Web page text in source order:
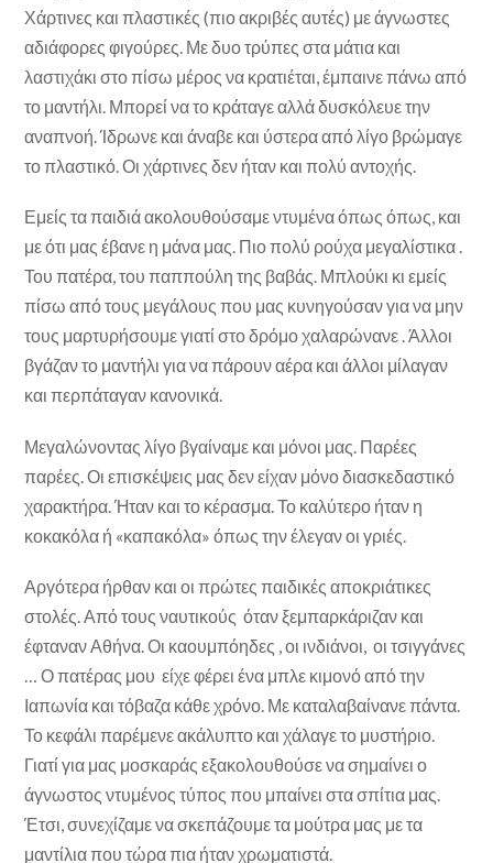
Χάρτινες και πλαστικές (πιο ακριβές αυτές) με άγνωστες
αδιάφορες φιγούρες. Με δυο τρύπες στα μάτια και
λαστιχάκι στο πίσω μέρος να κρατιέται, έμπαινε πάνω από
το μαντήλι. Μπορεί να το κράταγε αλλά δυσκόλευε την
αναπνοή. Ίδρωνε και άναβε και ύστερα από λίγο βρώμαγε
το πλαστικό. Οι χάρτινες δεν ήταν και πολύ αντοχής.
Εμείς τα παιδιά ακολουθούσαμε ντυμένα όπως όπως, και
με ότι μας έβανε η μάνα μας. Πιο πολύ ρούχα μεγαλίστικα .
Του πατέρα, του παππούλη της βαβάς. Μπλούκι κι εμείς
πίσω από τους μεγάλους που μας κυνηγούσαν για να μην
τους μαρτυρήσουμε γιατί στο δρόμο χαλαρώνανε . Άλλοι
βγάζαν το μαντήλι για να πάρουν αέρα και άλλοι μίλαγαν
και περπάταγαν κανονικά.
Μεγαλώνοντας λίγο βγαίναμε και μόνοι μας. Παρέες
παρέες. Οι επισκέψεις μας δεν είχαν μόνο διασκεδαστικό
χαρακτήρα. Ήταν και το κέρασμα. Το καλύτερο ήταν η
κοκακόλα ή «καπακόλα» όπως την έλεγαν οι γριές.
Αργότερα ήρθαν και οι πρώτες παιδικές αποκριάτικες
στολές. Από τους ναυτικούς όταν ξεμπαρκάριζαν και
έφταναν Αθήνα. Οι καουμπόηδες , οι ινδιάνοι, οι τσιγγάνες
… Ο πατέρας μου είχε φέρει ένα μπλε κιμονό από την
Ιαπωνία και τόβαζα κάθε χρόνο. Με καταλαβαίνανε πάντα.
Το κεφάλι παρέμενε ακάλυπτο και χάλαγε το μυστήριο.
Γιατί για μας μοσκαράς εξακολουθούσε να σημαίνει ο
άγνωστος ντυμένος τύπος που μπαίνει στα σπίτια μας.
Έτσι, συνεχίζαμε να σκεπάζουμε τα μούτρα μας με τα
μαντίλια που τώρα πια ήταν χρωματιστά.